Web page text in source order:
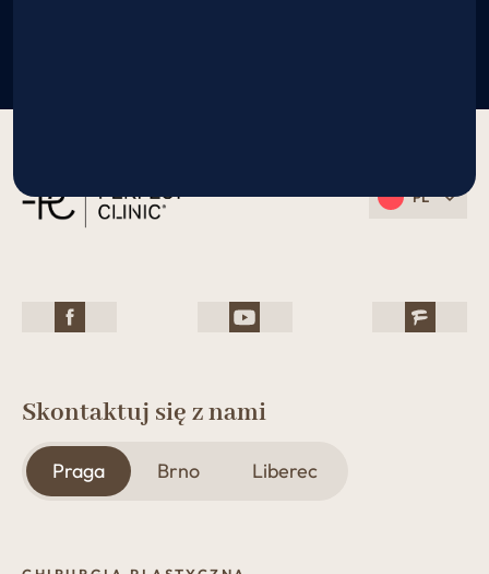
PL
Skontaktuj się z nami
Praga Brno Liberec